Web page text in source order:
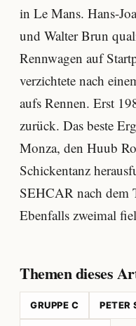
in Le Mans. Hans-
und Walter Brun
Rennwagen auf
verzichtete nach
aufs Rennen. Erst
zurück. Das beste
Monza, den Huub
Schickentanz
SEHCAR nach dem
Ebenfalls zweimal
Themen dieses
GRUPPE C PETER